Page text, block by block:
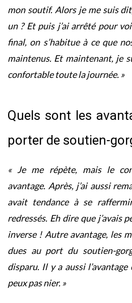
mon soutif. Alors je me suis
un ? Et puis j’ai arrêté pour
final, on s’habitue à ce que
maintenus. Et maintenant, je
confortable toute la journée. »
Quels sont les
porter de soutien-
« Je me répète, mais le
avantage. Après, j’ai aussi
avait tendance à se
redressés. Eh dire que j’avais
inverse ! Autre avantage, les
dues au port du soutien-
disparu. Il y a aussi
peux pas nier. »